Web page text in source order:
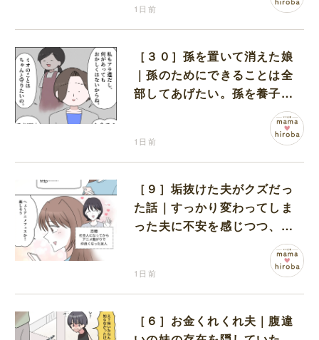
1日前
［３０］孫を置いて消えた娘
｜孫のためにできることは全
部してあげたい。孫を養子に
1日前
［９］垢抜けた夫がクズだっ
た話｜すっかり変わってしま
った夫に不安を感じつつ、友
人から誘われたアニメフェス
1日前
［６］お金くれくれ夫｜腹違